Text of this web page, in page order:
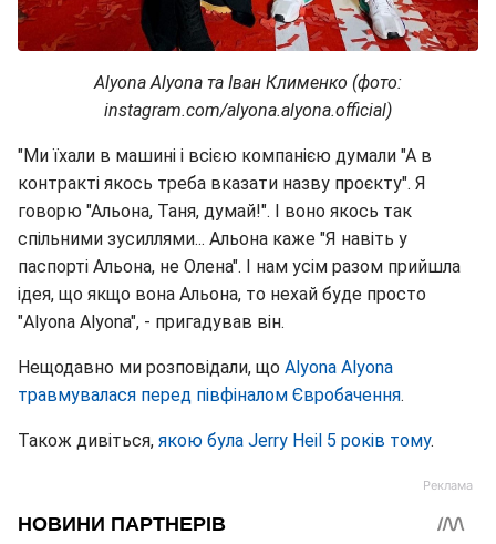
Alyona Alyona та Іван Клименко (фото:
instagram.com/alyona.alyona.official)
"Ми їхали в машині і всією компанією думали "А в
контракті якось треба вказати назву проєкту". Я
говорю "Альона, Таня, думай!". І воно якось так
спільними зусиллями... Альона каже "Я навіть у
паспорті Альона, не Олена". І нам усім разом прийшла
ідея, що якщо вона Альона, то нехай буде просто
"Alyona Alyona", - пригадував він.
Нещодавно ми розповідали, що Alyona Alyona
травмувалася перед півфіналом Євробачення.
Також дивіться, якою була Jerry Heil 5 років тому.